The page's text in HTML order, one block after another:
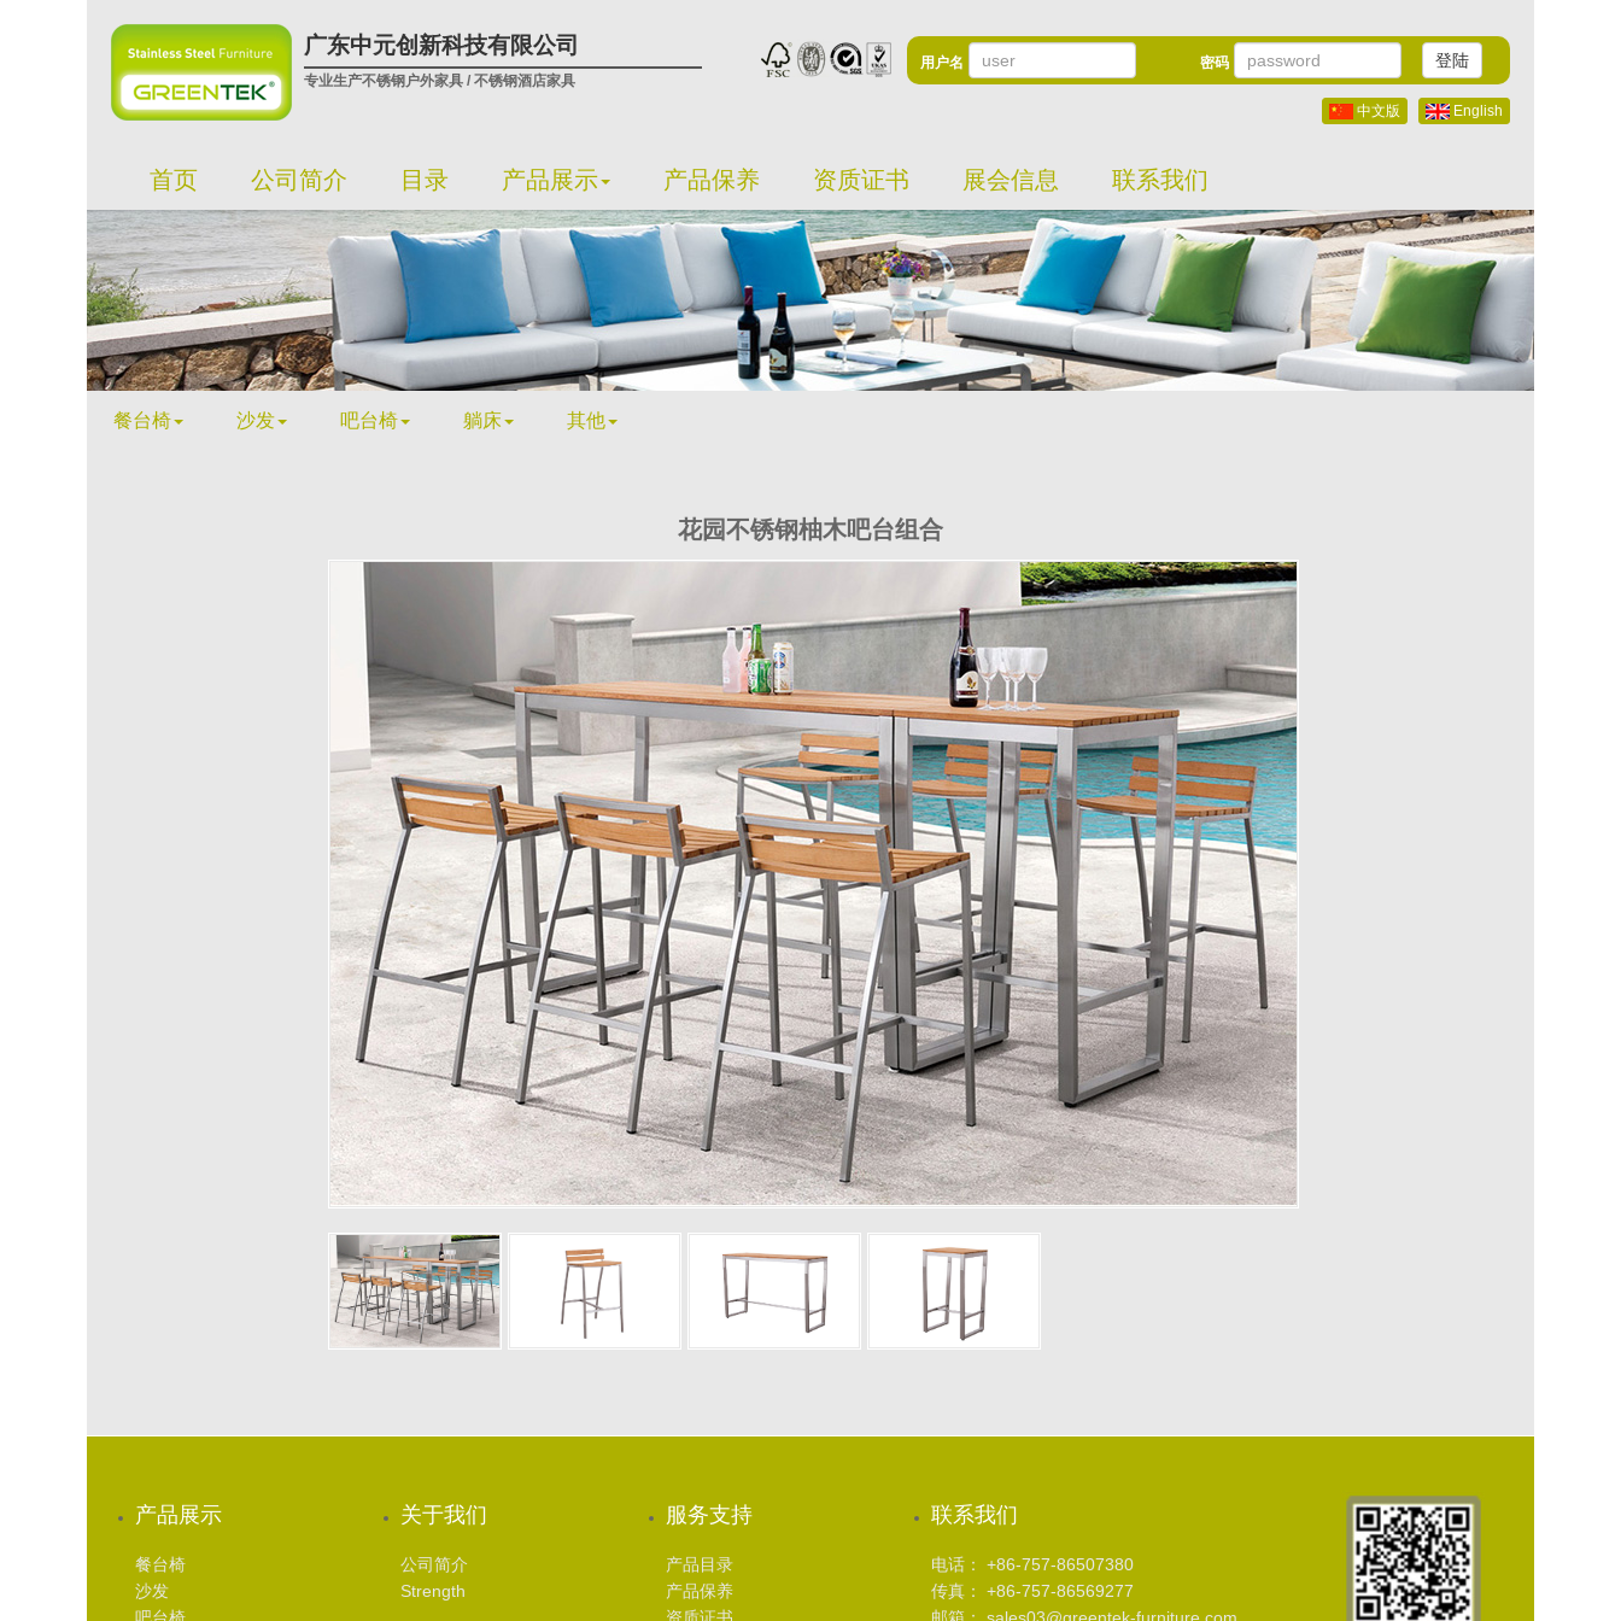
广东中元创新科技有限公司
专业生产不锈钢户外家具 / 不锈钢酒店家具
用户名 密码 登陆
中文版 English
首页 公司简介 目录 产品展示 产品保养 资质证书 展会信息 联系我们
餐台椅 沙发 吧台椅 躺床 其他
花园不锈钢柚木吧台组合
产品展示
餐台椅
沙发
关于我们
公司简介
Strength
服务支持
产品目录
产品保养
联系我们
电话： +86-757-86507380
传真： +86-757-86569277